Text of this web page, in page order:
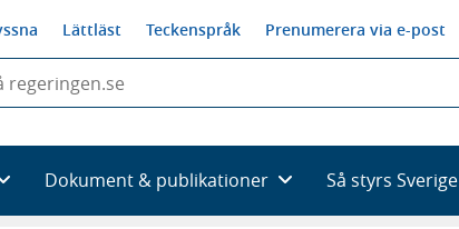
Lättläst Teckenspråk Prenumerera via e-post
Dokument & publikationer Så styrs Sverige